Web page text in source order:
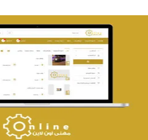
تصميم حراج مهنى
التفاصيل